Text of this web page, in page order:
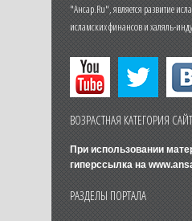
"Ансар.Ru", является развитие
исламских финансов и халяль-
ВОЗРАСТНАЯ КАТЕГОРИЯ
При использовании
гиперссылка на
РАЗДЕЛЫ ПОРТАЛА